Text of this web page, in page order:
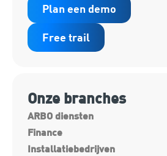
Plan een demo
Free trail
Onze branches
ARBO diensten
Finance
Installatiebedrijven